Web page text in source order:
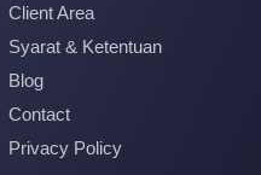
Client Area
Syarat & Ketentuan
Blog
Contact
Privacy Policy